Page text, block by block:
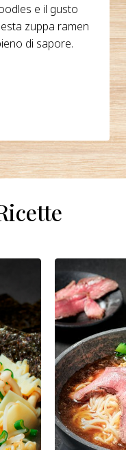
e il gusto
zuppa ramen
di sapore.